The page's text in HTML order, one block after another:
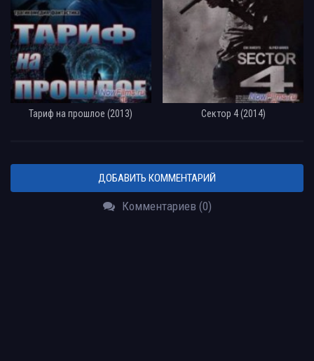
Тариф на прошлое (2013) Сектор 4 (2014)
ДОБАВИТЬ КОММЕНТАРИЙ
Комментариев (0)